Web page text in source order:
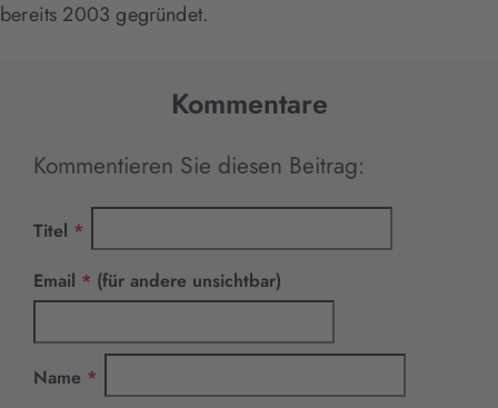
bereits 2003 gegründet.
Kommentare
Kommentieren Sie diesen Beitrag:
Titel *
Email * Pflichtfeld
(für andere unsichtbar)
Name *